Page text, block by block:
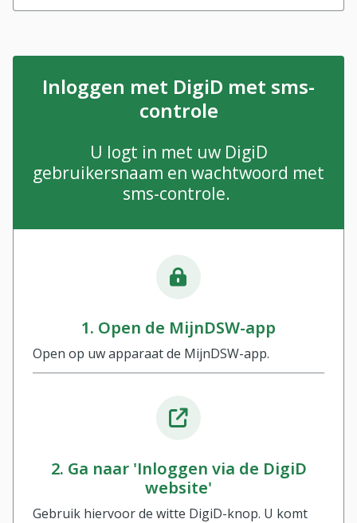
Inloggen met DigiD met sms-
controle
U logt in met uw DigiD
gebruikersnaam en wachtwoord met
sms-controle.
1. Open de MijnDSW-app
Open op uw apparaat de MijnDSW-app.
2. Ga naar 'Inloggen via de DigiD
website'
Gebruik hiervoor de witte DigiD-knop. U komt